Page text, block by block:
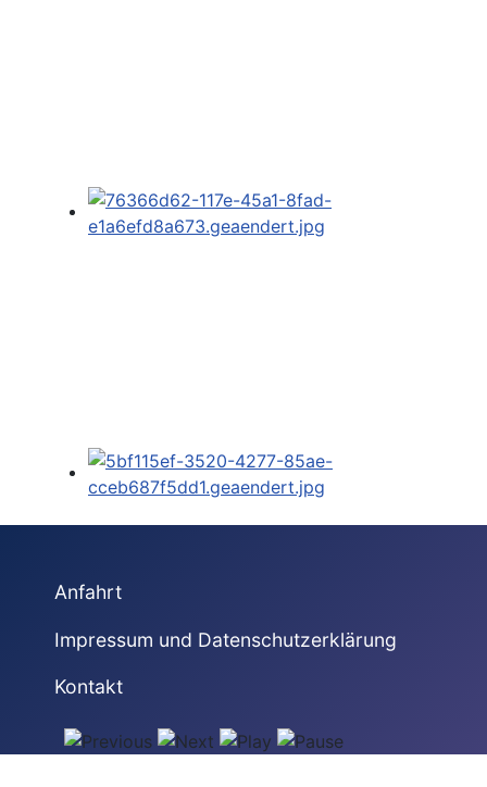
Anfahrt
Impressum und Datenschutzerklärung
Kontakt